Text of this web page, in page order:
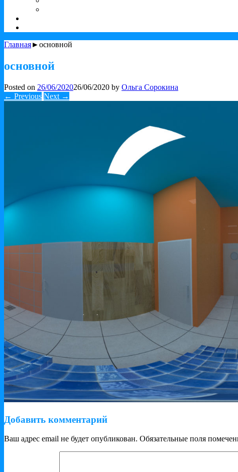
Главная►основной
основной
Posted on 26/06/202026/06/2020 by Ольга Сорокина
← Previous Next →
Добавить комментарий
Ваш адрес email не будет опубликован. Обязательные поля